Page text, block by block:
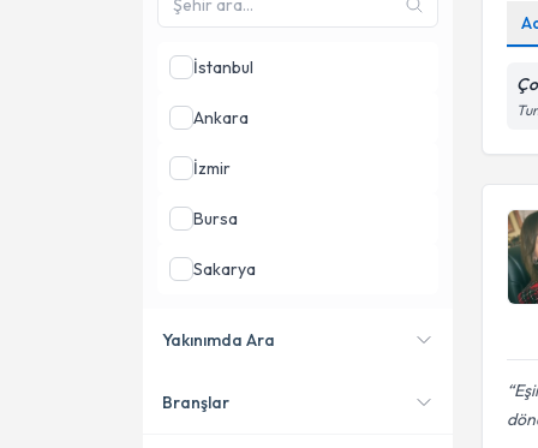
İstanbul
Ankara
İzmir
Bursa
Sakarya
Yakınımda Ara
Konumuma yakın uzmanları
Branşlar